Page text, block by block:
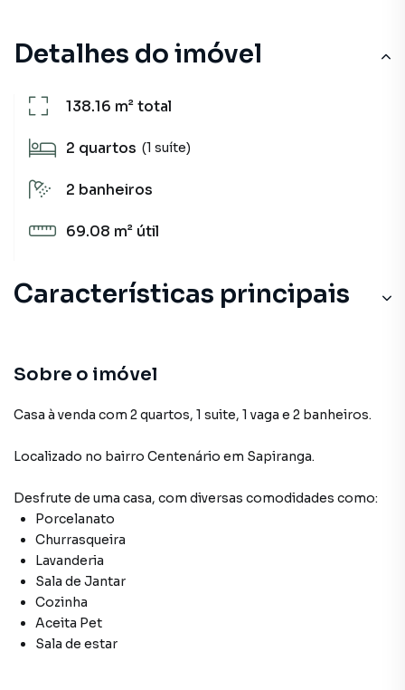
Detalhes do imóvel
138.16 m²total
2 quartos (1 suíte)
2 banheiros
69.08 m² útil
Características principais
Sobre o imóvel
Casa à venda com 2 quartos, 1 suite, 1 vaga e 2 banheiros.
Localizado no bairro Centenário em Sapiranga.
Desfrute de uma casa, com diversas comodidades como:
Porcelanato
Churrasqueira
Lavanderia
Sala de Jantar
Cozinha
Aceita Pet
Sala de estar